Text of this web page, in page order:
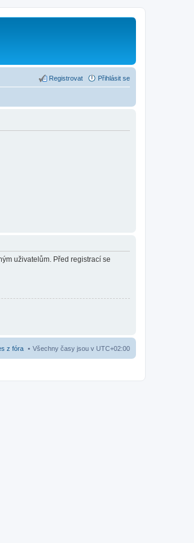
Přihlásit se
Registrovat
uživatelům. Před registrací se
Všechny časy jsou v UTC+02:00
z fóra